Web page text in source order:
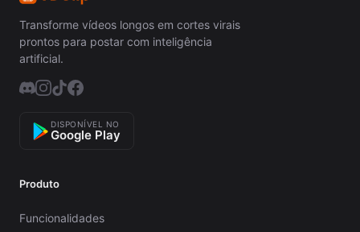
Transforme vídeos longos em cortes virais
prontos para postar com inteligência
artificial.
DISPONÍVEL NO
Google Play
Produto
Funcionalidades